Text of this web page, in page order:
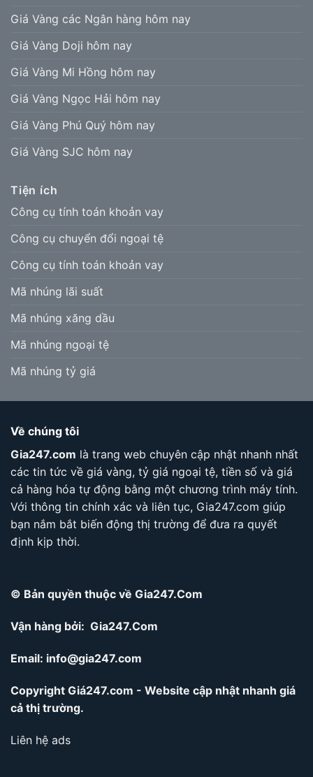
Giá Vàng các Ngân hàng hôm nay
Giá Vàng Doji hôm nay
Giá Vàng Mi Hồng hôm nay
Giá Vàng Ngọc Hải hôm nay
Giá Vàng Phú Quý hôm nay
Giá Vàng SJC hôm nay
Tiện ích
Công cụ tính toán khoản vay
Công cụ chuyển đổi ngoại tệ
Công cụ tính toán khoản vay
Mã nhúng lãi suất
Mã nhúng xăng dầu
Mã nhúng ngoại tệ
Mã nhúng tỷ giá
Về chúng tôi
Gia247.com là trang web chuyên cập nhật nhanh nhất
các tin tức về giá vàng, tỷ giá ngoại tệ, tiền số và giá
cả hàng hóa tự động bằng một chương trình máy tính.
Với thông tin chính xác và liên tục, Gia247.com giúp
bạn nắm bắt biến động thị trường để đưa ra quyết
định kịp thời.
© Bản quyền thuộc về Gia247.Com
Vận hàng bởi: Gia247.Com
Email: info@gia247.com
Copyright Giá247.com - Website cập nhật nhanh giá
cả thị trường.
Liên hệ ads